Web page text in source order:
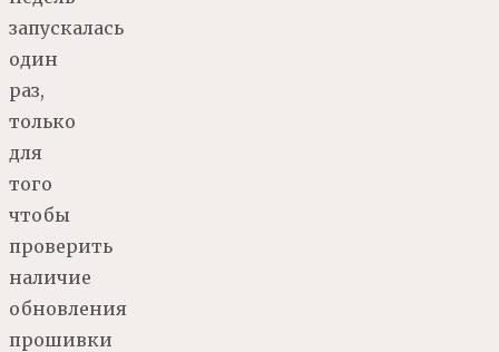
запускалась
один
раз,
только
для
того
чтобы
проверить
наличие
обновления
прошивки